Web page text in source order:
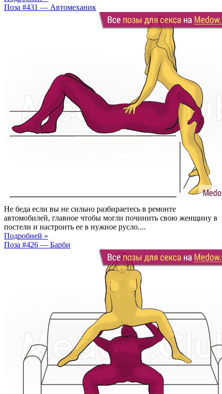
Поза #431 — Автомеханик
Не беда если вы не сильно разбираетесь в ремонте
автомобилей, главное чтобы могли починить свою женщину в
постели и настроить ее в нужное русло....
Подробней »
Поза #426 — Барби